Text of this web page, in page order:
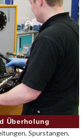
Überholung
Spurstangen,